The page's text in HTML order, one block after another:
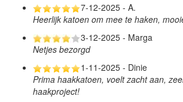
7-12-2025 - A.
Heerlijk katoen om mee te haken,
3-12-2025 - Marga
Netjes bezorgd
1-11-2025 - Dinie
Prima haakkatoen, voelt zacht aan,
haakproject!